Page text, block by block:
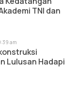
TNI dan
am
Lulusan Hadapi